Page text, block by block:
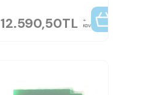
12.590,50TL KDV